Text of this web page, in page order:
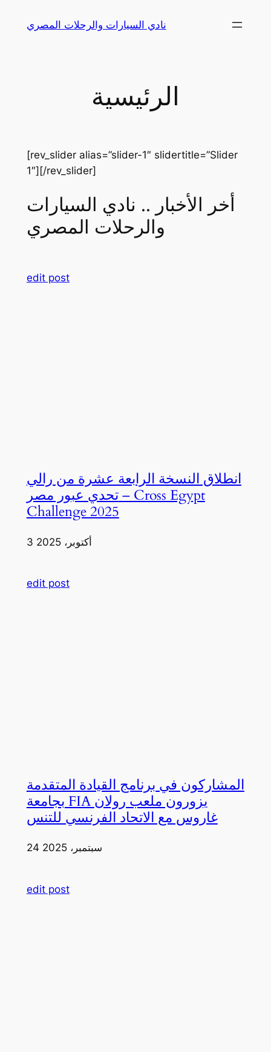
نادي السيارات والرحلات المصري
الرئيسية
[rev_slider alias=”slider-1″ slidertitle=”Slider
1″][/rev_slider]
أخر الأخبار .. نادي السيارات
والرحلات المصري
edit post
انطلاق النسخة الرابعة عشرة من رالي
تحدي عبور مصر – Cross Egypt
Challenge 2025
3 أكتوبر، 2025
edit post
المشاركون في برنامج القيادة المتقدمة
بجامعة FIA يزورون ملعب رولان
غاروس مع الاتحاد الفرنسي للتنس
24 سبتمبر، 2025
edit post